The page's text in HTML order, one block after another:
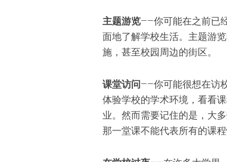
主题游览——你可能在之前已
面地了解学校生活。主题游
施，甚至校园周边的街区。
课堂访问——你可能很想在访
体验学校的学术环境，看看
业。然而需要记住的是，大
那一堂课不能代表所有的课程